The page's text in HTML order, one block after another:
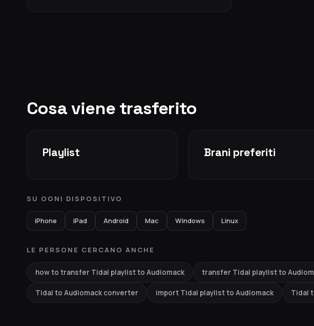
Cosa viene trasferito
Playlist Brani preferiti
SU OGNI DISPOSITIVO
iPhone iPad Android Mac Windows Linux
LE PERSONE CERCANO ANCHE
how to transfer Tidal playlist to Audiomack transfer Tidal playlist to
Tidal to Audiomack converter import Tidal playlist to Audiomack Tidal